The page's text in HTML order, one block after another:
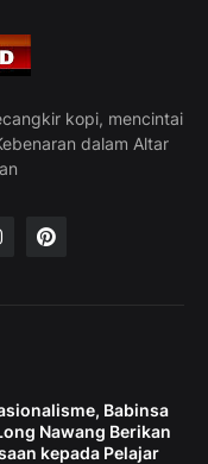
kopi, mencintai
dalam Altar
Babinsa
Nawang Berikan
kepada Pelajar